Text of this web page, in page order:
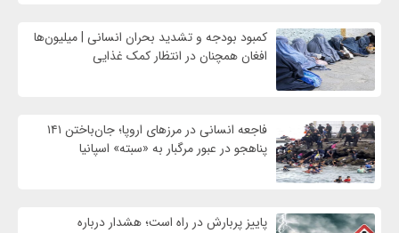
کمبود بودجه و تشدید بحران انسانی | میلیون‌ها
افغان همچنان در انتظار کمک غذایی
فاجعه انسانی در مرزهای اروپا؛ جان‌باختن ۱۴۱
پناهجو در عبور مرگبار به «سبته» اسپانیا
پاییز پربارش در راه است؛ هشدار درباره